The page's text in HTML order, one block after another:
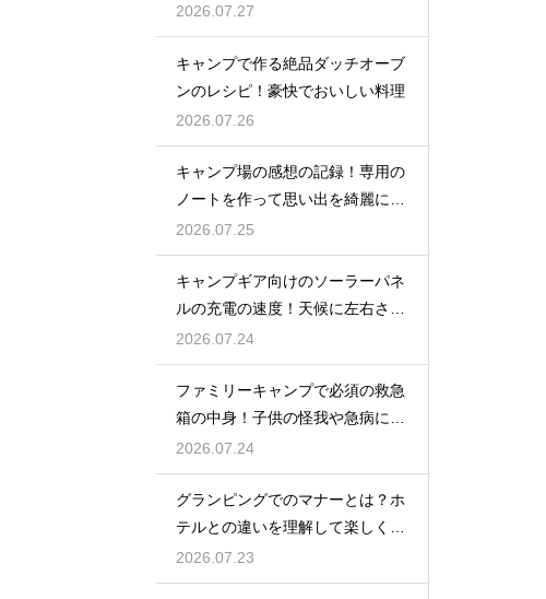
2026.07.27
キャンプで作る絶品ダッチオーブ
ンのレシピ！豪快でおいしい料理
2026.07.26
キャンプ場の感想の記録！専用の
ノートを作って思い出を綺麗に残
そう
2026.07.25
キャンプギア向けのソーラーパネ
ルの充電の速度！天候に左右され
ない選び方
2026.07.24
ファミリーキャンプで必須の救急
箱の中身！子供の怪我や急病に備
えるセット
2026.07.24
グランピングでのマナーとは？ホ
テルとの違いを理解して楽しく過
ごす
2026.07.23